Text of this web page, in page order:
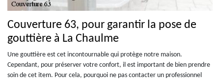
Couverture 63, pour garantir la pose de
gouttière à La Chaulme
Une gouttière est cet incontournable qui protège notre maison.
Cependant, pour préserver votre confort, il est important de bien prendre
soin de cet item. Pour cela, pourquoi ne pas contacter un professionnel